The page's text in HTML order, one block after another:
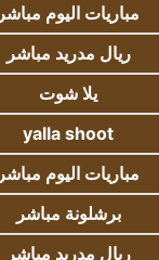
مباريات اليوم مباشر
ريال مدريد مباشر
يلا شوت
yalla shoot
مباريات اليوم مباشر
برشلونة مباشر
ريال مدريد مباشر